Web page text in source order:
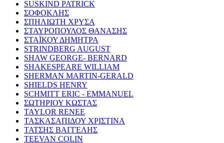
SUSKIND PATRICK
ΣΟΦΟΚΛΗΣ
ΣΠΗΛΙΩΤΗ ΧΡΥΣΑ
ΣΤΑΥΡΟΠΟΥΛΟΣ ΘΑΝΑΣΗΣ
ΣΤΑΪΚΟΥ ΔΗΜΗΤΡΑ
STRINDBERG AUGUST
SHAW GEORGE- BERNARD
SHAKESPEARE WILLIAM
SHERMAN MARTIN-GERALD
SHIELDS HENRY
SCHMITT ERIC - EMMANUEL
ΣΩΤΗΡΙΟΥ ΚΩΣΤΑΣ
TAYLOR RENEE
ΤΑΣΚΑΣΑΠΙΔΟΥ ΧΡΙΣΤΙΝΑ
ΤΑΤΣΗΣ ΒΑΓΓΕΛΗΣ
TEEVAN COLIN